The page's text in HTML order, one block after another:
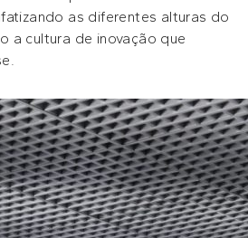
as diferentes alturas do
a cultura de inovação que